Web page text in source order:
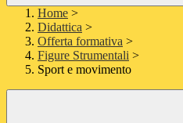
Home >
Didattica >
Offerta formativa >
Figure Strumentali >
Sport e movimento